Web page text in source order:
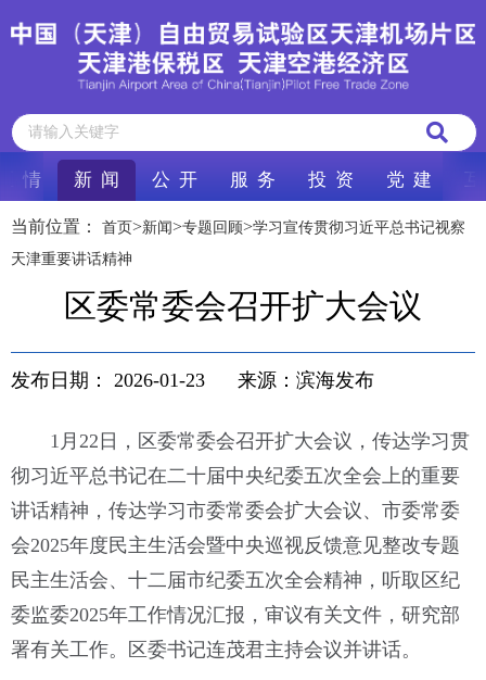
情 新 闻 公 开 服 务 投 资 党 建
当前位置： 首页>新闻>专题回顾>学习宣传贯彻习近平总书记视察
天津重要讲话精神
区委常委会召开扩大会议
发布日期： 2026-01-23 来源：滨海发布
1月22日，区委常委会召开扩大会议，传达学习贯
彻习近平总书记在二十届中央纪委五次全会上的重要
讲话精神，传达学习市委常委会扩大会议、市委常委
会2025年度民主生活会暨中央巡视反馈意见整改专题
民主生活会、十二届市纪委五次全会精神，听取区纪
委监委2025年工作情况汇报，审议有关文件，研究部
署有关工作。区委书记连茂君主持会议并讲话。